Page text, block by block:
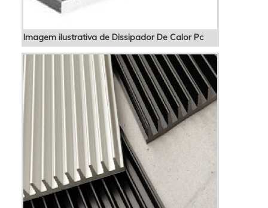
Imagem ilustrativa de Dissipador De Calor Pc